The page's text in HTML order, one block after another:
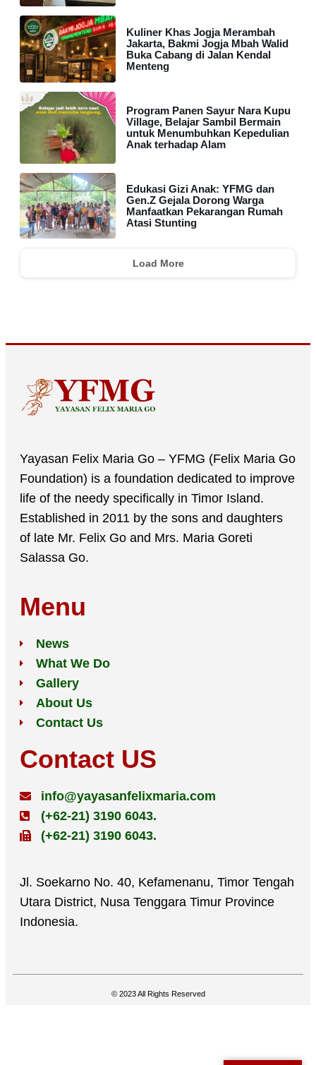
Kuliner Khas Jogja Merambah
Jakarta, Bakmi Jogja Mbah Walid
Buka Cabang di Jalan Kendal
Menteng
Program Panen Sayur Nara Kupu
Village, Belajar Sambil Bermain
untuk Menumbuhkan Kepedulian
Anak terhadap Alam
Edukasi Gizi Anak: YFMG dan
Gen.Z Gejala Dorong Warga
Manfaatkan Pekarangan Rumah
Atasi Stunting
Load More
Yayasan Felix Maria Go – YFMG (Felix Maria Go
Foundation) is a foundation dedicated to improve
life of the needy specifically in Timor Island.
Established in 2011 by the sons and daughters
of late Mr. Felix Go and Mrs. Maria Goreti
Salassa Go.
Menu
News
What We Do
Gallery
About Us
Contact Us
Contact US
info@yayasanfelixmaria.com
(+62-21) 3190 6043.
(+62-21) 3190 6043.
Jl. Soekarno No. 40, Kefamenanu, Timor Tengah
Utara District, Nusa Tenggara Timur Province
Indonesia.
© 2023 All Rights Reserved